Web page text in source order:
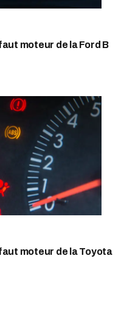
moteur de la Ford B
moteur de la Toyota